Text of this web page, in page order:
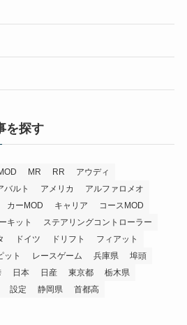
を探す
MR RR
アウディ
バルト アメリカ
アルファロメオ
カーMOD キャリア
コースMOD
キット
ステアリングコントローラー
ドイツ ドリフト
フィアット
ット レースゲーム 兵庫県
埠頭
日本 日産 東京都
栃木県
設定 静岡県 首都高